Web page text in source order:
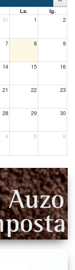
La. Ig.
31 1 2
7 8 9
14 15 16
21 22 23
28 29 30
4 5 6